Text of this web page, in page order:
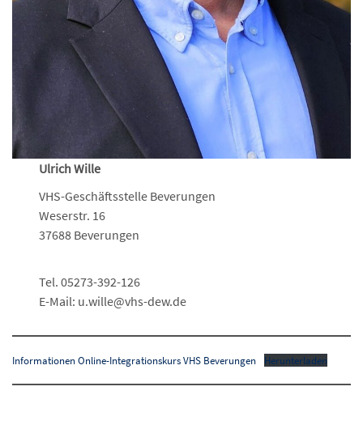
Ulrich Wille
VHS-Geschäftsstelle Beverungen
Weserstr. 16
37688 Beverungen
Tel. 05273-392-126
E-Mail: u.wille@vhs-dew.de
Informationen Online-Integrationskurs VHS Beverungen Herunterladen